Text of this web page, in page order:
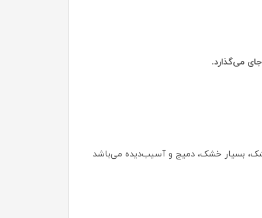
می‌گذارد.
خشک، بسیار خشک، دمیج و آسیب‌دیده می‌باشد